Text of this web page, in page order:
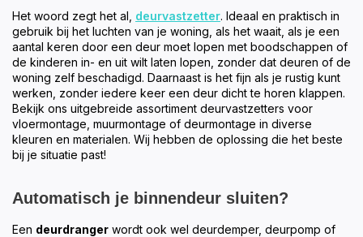
Het woord zegt het al, deurvastzetter. Ideaal en praktisch in
gebruik bij het luchten van je woning, als het waait, als je een
aantal keren door een deur moet lopen met boodschappen of
de kinderen in- en uit wilt laten lopen, zonder dat deuren of de
woning zelf beschadigd. Daarnaast is het fijn als je rustig kunt
werken, zonder iedere keer een deur dicht te horen klappen.
Bekijk ons uitgebreide assortiment deurvastzetters voor
vloermontage, muurmontage of deurmontage in diverse
kleuren en materialen. Wij hebben de oplossing die het beste
bij je situatie past!
Automatisch je binnendeur sluiten?
Een deurdranger wordt ook wel deurdemper, deurpomp of